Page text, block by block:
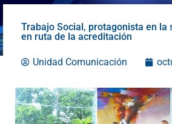
Trabajo Social, protagonista en la
en ruta de la acreditación
Unidad Comunicación